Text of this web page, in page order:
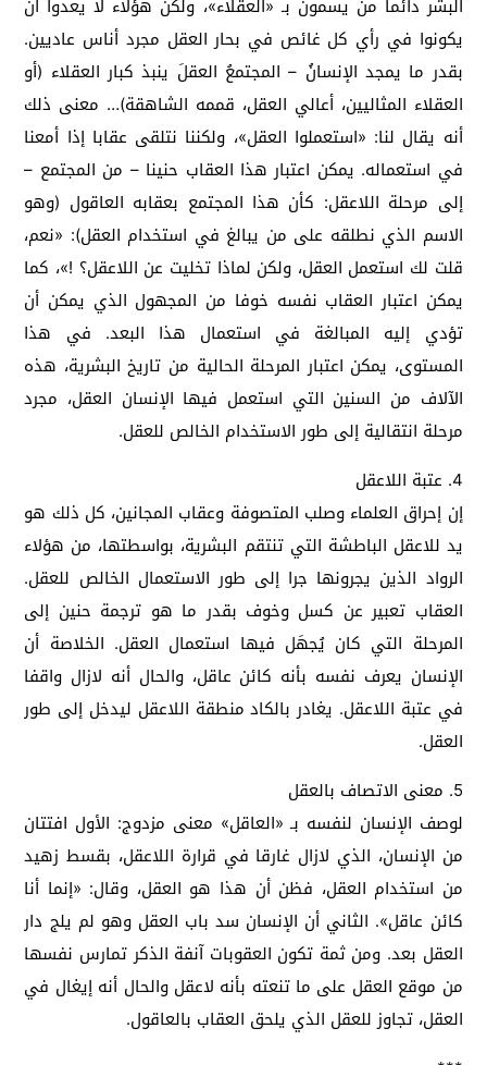
البشر دائما من يسمون بـ «العقلاء»، ولكن هؤلاء لا يعدوا أن
يكونوا في رأي كل غائص في بحار العقل مجرد أناس عاديين.
بقدر ما يمجد الإنسانُ – المجتمعُ العقلَ ينبذ كبار العقلاء (أو
العقلاء المثاليين، أعالي العقل، قممه الشاهقة)… معنى ذلك
أنه يقال لنا: «استعملوا العقل»، ولكننا نتلقى عقابا إذا أمعنا
في استعماله. يمكن اعتبار هذا العقاب حنينا – من المجتمع –
إلى مرحلة اللاعقل: كأن هذا المجتمع بعقابه العاقول (وهو
الاسم الذي نطلقه على من يبالغ في استخدام العقل): «نعم،
قلت لك استعمل العقل، ولكن لماذا تخليت عن اللاعقل؟ !»، كما
يمكن اعتبار العقاب نفسه خوفا من المجهول الذي يمكن أن
تؤدي إليه المبالغة في استعمال هذا البعد. في هذا
المستوى، يمكن اعتبار المرحلة الحالية من تاريخ البشرية، هذه
الآلاف من السنين التي استعمل فيها الإنسان العقل، مجرد
مرحلة انتقالية إلى طور الاستخدام الخالص للعقل.
4. عتبة اللاعقل
إن إحراق العلماء وصلب المتصوفة وعقاب المجانين، كل ذلك هو
يد للاعقل الباطشة التي تنتقم البشرية، بواسطتها، من هؤلاء
الرواد الذين يجرونها جرا إلى طور الاستعمال الخالص للعقل.
العقاب تعبير عن كسل وخوف بقدر ما هو ترجمة حنين إلى
المرحلة التي كان يُجهَل فيها استعمال العقل. الخلاصة أن
الإنسان يعرف نفسه بأنه كائن عاقل، والحال أنه لازال واقفا
في عتبة اللاعقل. يغادر بالكاد منطقة اللاعقل ليدخل إلى طور
العقل.
5. معنى الاتصاف بالعقل
لوصف الإنسان لنفسه بـ «العاقل» معنى مزدوج: الأول افتتان
من الإنسان، الذي لازال غارقا في قرارة اللاعقل، بقسط زهيد
من استخدام العقل، فظن أن هذا هو العقل، وقال: «إنما أنا
كائن عاقل». الثاني أن الإنسان سد باب العقل وهو لم يلج دار
العقل بعد. ومن ثمة تكون العقوبات آنفة الذكر تمارس نفسها
من موقع العقل على ما تنعته بأنه لاعقل والحال أنه إيغال في
العقل، تجاوز للعقل الذي يلحق العقاب بالعاقول.